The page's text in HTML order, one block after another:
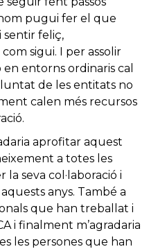
pugui fer el que
sentir feliç,
sigui. I per assolir
entorns ordinaris cal
de les entitats no
calen més recursos
aprofitar aquest
a totes les
seva col·laboració i
anys. També a
que han treballat i
i finalment m’agradaria
les persones que han